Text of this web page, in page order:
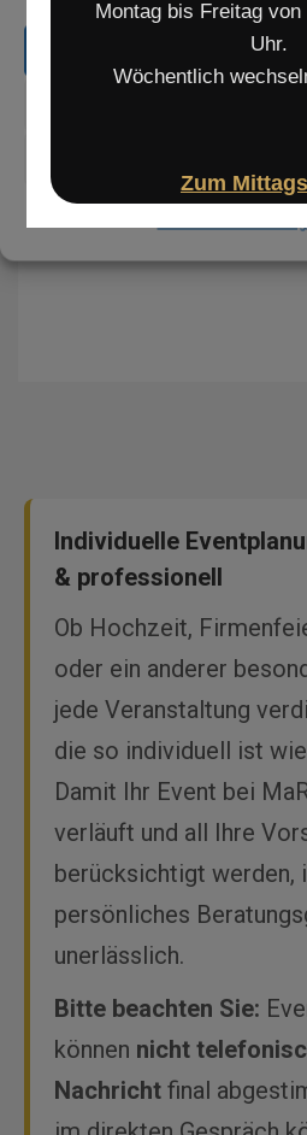
Akzeptieren
Individuelle
& professionell
Ob Hochzeit,
oder ein anderer
jede Veranstaltung
die so individuell ist
Damit Ihr Event bei
verläuft und all Ihre
berücksichtigt werden,
persönliches
unerlässlich.
Bitte beachten Sie:
können nicht
Nachricht final
Montag bis Freitag
Uhr.
Wöchentlich
Zum